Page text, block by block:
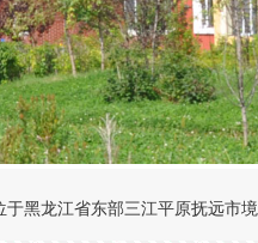
于黑龙江省东部三江平原抚远市境